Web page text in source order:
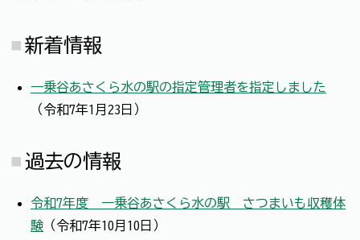
新着情報
一乗谷あさくら水の駅の指定管理者を指定しました
（令和7年1月23日）
過去の情報
令和7年度 一乗谷あさくら水の駅 さつまいも収穫体
験 （令和7年10月10日）